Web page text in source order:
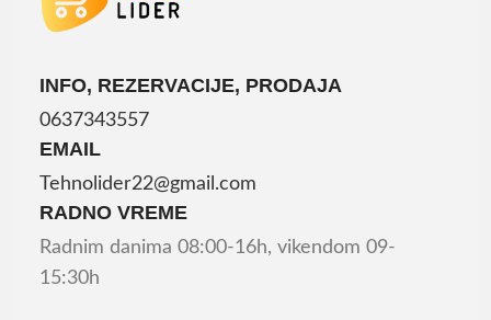
INFO, REZERVACIJE, PRODAJA
0637343557
EMAIL
Tehnolider22@gmail.com
RADNO VREME
Radnim danima 08:00-16h, vikendom 09-
15:30h